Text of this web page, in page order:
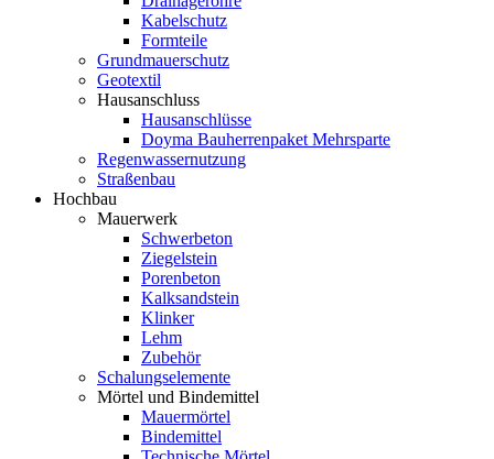
Kabelschutz
Formteile
Grundmauerschutz
Geotextil
Hausanschluss
Hausanschlüsse
Doyma Bauherrenpaket Mehrsparte
Regenwassernutzung
Straßenbau
Hochbau
Mauerwerk
Schwerbeton
Ziegelstein
Porenbeton
Kalksandstein
Klinker
Lehm
Zubehör
Schalungselemente
Mörtel und Bindemittel
Mauermörtel
Bindemittel